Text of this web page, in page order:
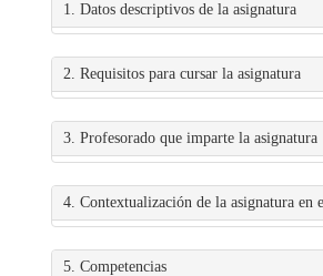
1. Datos descriptivos de la asignatura
2. Requisitos para cursar la asignatura
3. Profesorado que imparte la asignatura
4. Contextualización de la asignatura en
5. Competencias